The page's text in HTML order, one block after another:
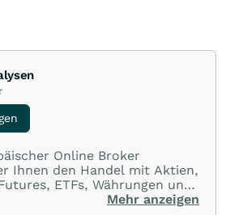
Online Broker
Ihnen den Handel mit Aktien,
ETFs, Währungen und
aus einer Handelsplattform
Mehr anzeigen